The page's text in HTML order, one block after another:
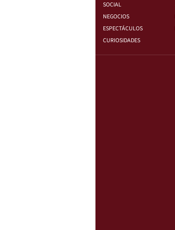
SOCIAL
NEGOCIOS
ESPECTÁCULOS
CURIOSIDADES